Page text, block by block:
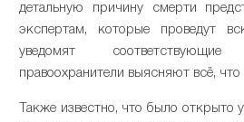
детальную причину смерти
экспертам, которые проведут
уведомят
правоохранители выясняют всё,
Также известно, что было открыто